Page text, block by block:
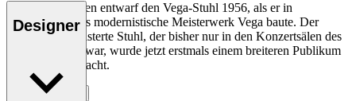
Vilhelm Lauritzen entwarf den Vega-Stuhl 1956, als er in
Kopenhagen das modernistische Meisterwerk Vega baute. Der
stapelbare gepolsterte Stuhl, der bisher nur in den Konzertsälen des
Vega zu finden war, wurde jetzt erstmals einem breiteren Publikum
zugänglich gemacht.
Entdecke mehr
Designer